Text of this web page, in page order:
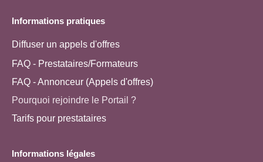
Informations pratiques
Diffuser un appels d'offres
FAQ - Prestataires/Formateurs
FAQ - Annonceur (Appels d'offres)
Pourquoi rejoindre le Portail ?
Tarifs pour prestataires
Informations légales